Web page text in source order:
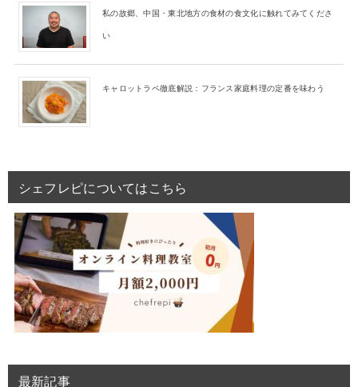
私の故郷、中国・東北地方の食材の食文化に触れてみてくださ
い
キャロットラペ徹底解説：フランス家庭料理の定番を味わう
シェフレピについてはこちら
最新記事